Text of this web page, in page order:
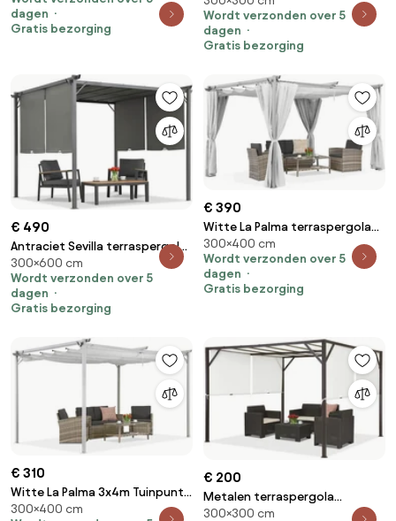
dagen
Gratis bezorging
gordijnen
Wordt verzonden over 5
dagen
Gratis bezorging
€ 490
Antraciet Sevilla terraspergola
3x6m met Garden Point
gordijnen
300×600 cm
Wordt verzonden over 5
dagen
Gratis bezorging
€ 390
Witte La Palma terraspergola
3x4m met Garden Point
gordijnen
300×400 cm
Wordt verzonden over 5
dagen
Gratis bezorging
€ 310
Witte La Palma 3x4m Tuinpunt
terraspergola
300×400 cm
€ 200
Metalen terraspergola
Santorini 3 x 3 m bruin-wit
300×300 cm